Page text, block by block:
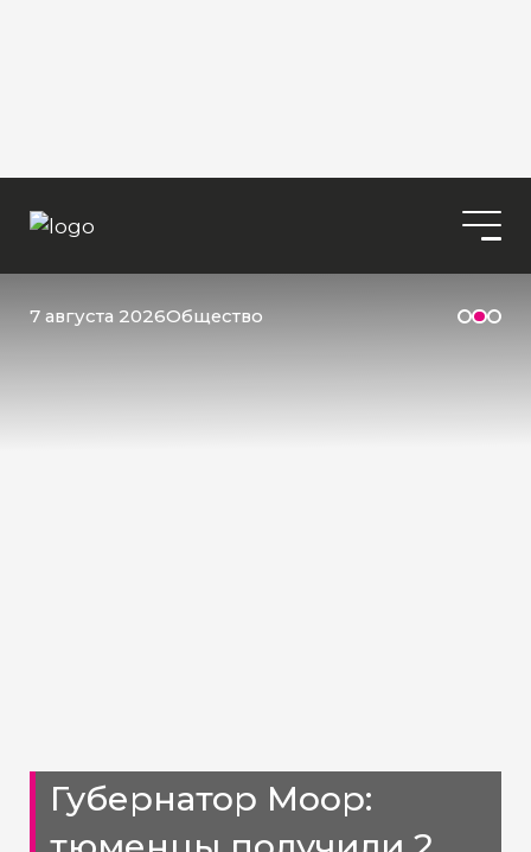
7 августа 2026Общество
Губернатор Моор: